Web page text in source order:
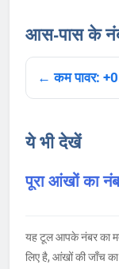
आस-पास के
← कम पावर:
ये भी देखें
पूरा आंखों का
यह टूल आपके नंबर का
लिए है, आंखों की जाँच का